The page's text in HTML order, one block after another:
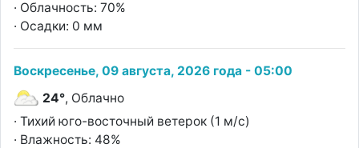
· Облачность: 70%
· Осадки: 0 мм
Воскресенье, 09 августа, 2026 года - 05:00
24°, Облачно
· Тихий юго-восточный ветерок (1 м/с)
· Влажность: 48%